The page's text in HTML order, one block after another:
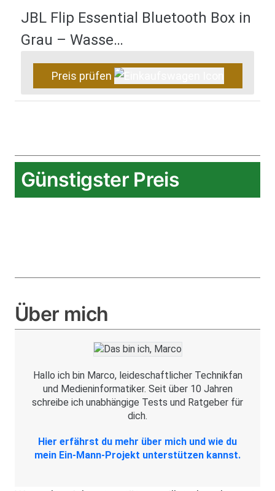
JBL Flip Essential Bluetooth Box in
Grau – Wasse…
Preis prüfen
Günstigster Preis
Über mich
Hallo ich bin Marco, leideschaftlicher Technikfan
und Medieninformatiker. Seit über 10 Jahren
schreibe ich unabhängige Tests und Ratgeber für
dich.
Hier erfährst du mehr über mich und wie du
mein Ein-Mann-Projekt unterstützen kannst.